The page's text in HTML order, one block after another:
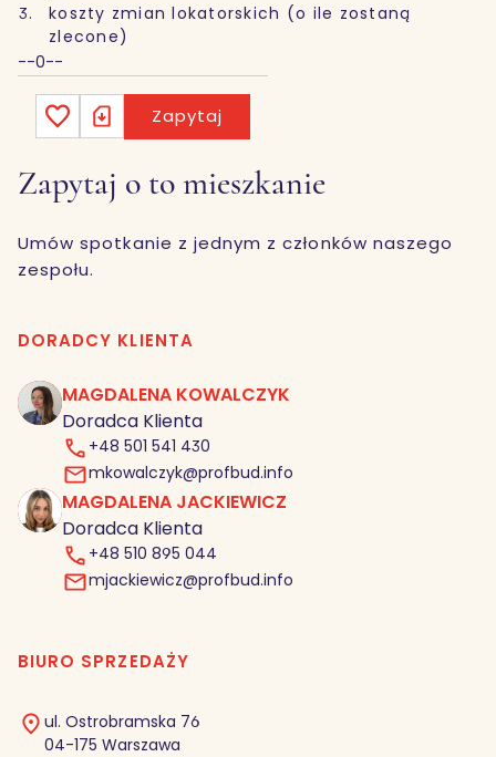
koszty zmian lokatorskich (o ile zostaną
zlecone)
--0--
Zapytaj
Zapytaj o to mieszkanie
Umów spotkanie z jednym z członków naszego
zespołu.
DORADCY KLIENTA
MK MAGDALENA KOWALCZYK
Doradca Klienta
+48 501 541 430
mkowalczyk@profbud.info
MJ MAGDALENA JACKIEWICZ
Doradca Klienta
+48 510 895 044
mjackiewicz@profbud.info
BIURO SPRZEDAŻY
ul. Ostrobramska 76
04-175 Warszawa